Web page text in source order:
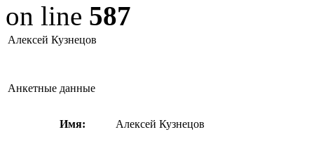
on line 587
Алексей Кузнецов
Анкетные данные
Имя: Алексей Кузнецов